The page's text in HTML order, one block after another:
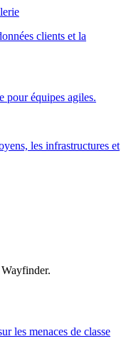
clients et la
pour équipes agiles.
les infrastructures et
les menaces de classe